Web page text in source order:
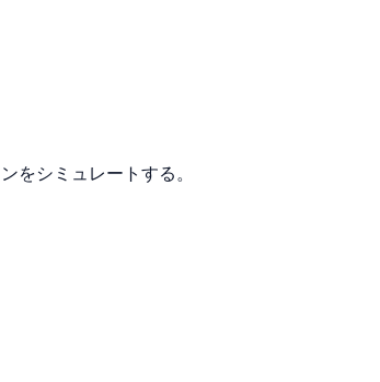
をシミュレートする。